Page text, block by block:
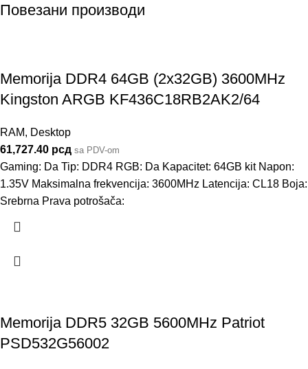
Повезани производи
Memorija DDR4 64GB (2x32GB) 3600MHz
Kingston ARGB KF436C18RB2AK2/64
RAM, Desktop
61,727.40 рсд sa PDV-om
Gaming: Da Tip: DDR4 RGB: Da Kapacitet: 64GB kit Napon:
1.35V Maksimalna frekvencija: 3600MHz Latencija: CL18 Boja:
Srebrna Prava potrošača:
Memorija DDR5 32GB 5600MHz Patriot
PSD532G56002